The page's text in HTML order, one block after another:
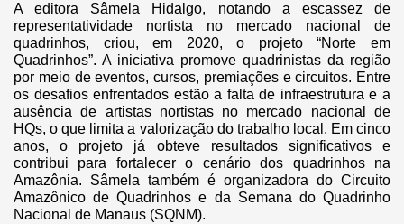
A editora Sâmela Hidalgo, notando a escassez de
representatividade nortista no mercado nacional de
quadrinhos, criou, em 2020, o projeto “Norte em
Quadrinhos”. A iniciativa promove quadrinistas da região
por meio de eventos, cursos, premiações e circuitos. Entre
os desafios enfrentados estão a falta de infraestrutura e a
ausência de artistas nortistas no mercado nacional de
HQs, o que limita a valorização do trabalho local. Em cinco
anos, o projeto já obteve resultados significativos e
contribui para fortalecer o cenário dos quadrinhos na
Amazônia. Sâmela também é organizadora do Circuito
Amazônico de Quadrinhos e da Semana do Quadrinho
Nacional de Manaus (SQNM).